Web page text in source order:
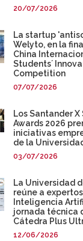
20/07/2026
La startup
Welyto, en la
China
Students´
Competition
07/07/2026
Los Santander X
Awards 2026
iniciativas
de la
03/07/2026
La Universidad
reúne a
Inteligencia
jornada técnica
Cátedra Plus
12/06/2026